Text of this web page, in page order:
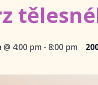
4:00 pm - 8:00 pm